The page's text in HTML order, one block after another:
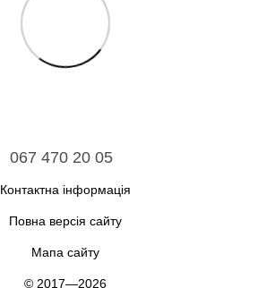
067 470 20 05
Контактна інформація
Повна версія сайту
Мапа сайту
© 2017—2026